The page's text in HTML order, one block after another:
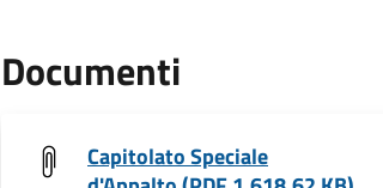
Documenti
Capitolato Speciale